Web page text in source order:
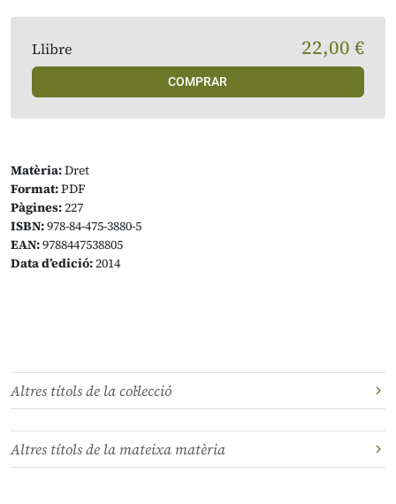
Matèria:Dret
Format:PDF
Pàgines:227
ISBN:978-84-475-3880-5
EAN:9788447538805
Data d’edició:2014
Llibre 22,00 €
COMPRAR
Altres títols de la col·lecció
Altres títols de la mateixa matèria